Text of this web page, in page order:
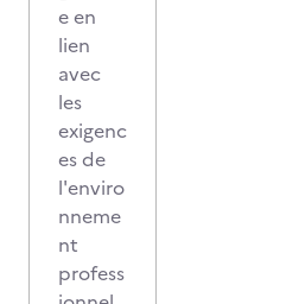
e en
lien
avec
les
exigenc
es de
l'enviro
nneme
nt
profess